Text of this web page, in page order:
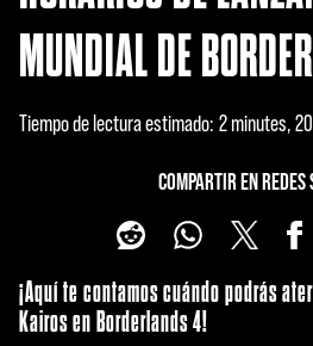
MUNDIAL DE
Tiempo de lectura estimado 2 minutes,
COMPARTIR EN REDES
¡Aquí te contamos cuándo podrás
Kairos en Borderlands 4!